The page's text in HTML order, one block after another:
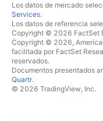
Los datos de mercado
Services.
Los datos de referencia
Copyright © 2026 FactSet
Copyright © 2026,
facilitada por FactSet
reservados.
Documentos presentados
Quartr.
© 2026 TradingView, Inc.